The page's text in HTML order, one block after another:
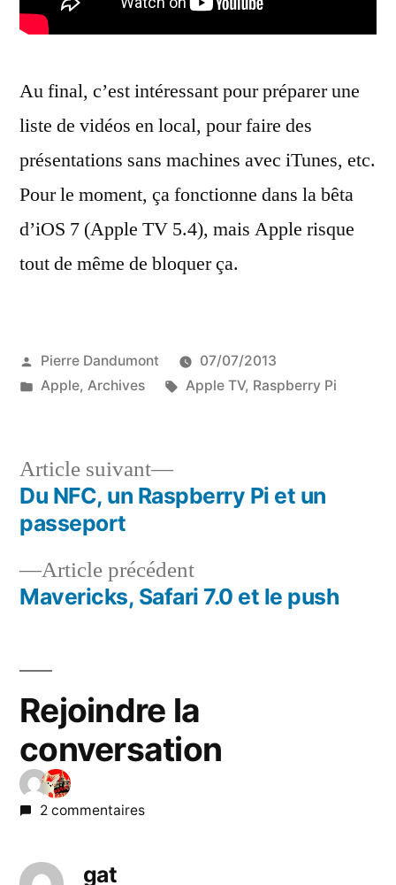
Au final, c’est intéressant pour préparer une
liste de vidéos en local, pour faire des
présentations sans machines avec iTunes, etc.
Pour le moment, ça fonctionne dans la bêta
d’iOS 7 (Apple TV 5.4), mais Apple risque
tout de même de bloquer ça.
Publié
par
Pierre Dandumont
07/07/2013
Publié
Apple, Archives Étiquettes :
Apple TV, Raspberry Pi
Navigation
l’article
Article précédentArticle
précédent :
Mavericks, Safari 7.0 et le push
Article suivant
Article
suivant :
Du NFC, un Raspberry Pi et un
passeport
Rejoindre la
conversation
2 commentaires
gat